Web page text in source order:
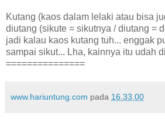
Kutang (kaos dalam lelaki atau bisa
diutang (sikute = sikutnya / diutang =
jadi kalau kaos kutang tuh... enggak
sampai sikut... Lha, kainnya itu udah
===============
www.hariuntung.com pada 16.33.00